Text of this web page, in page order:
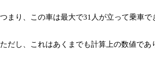
つまり、この車は最大で31人が立って乗車で
ただし、これはあくまでも計算上の数値で